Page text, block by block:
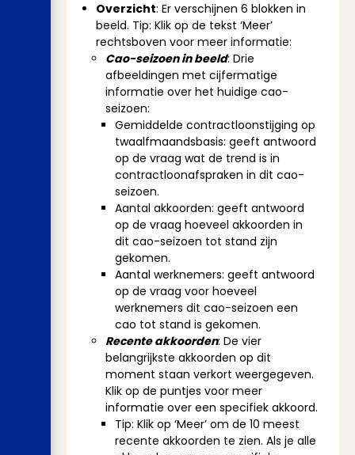
Overzicht: Er verschijnen 6 blokken in
beeld. Tip: Klik op de tekst ‘Meer’
rechtsboven voor meer informatie:
Cao-seizoen in beeld: Drie
afbeeldingen met cijfermatige
informatie over het huidige cao-
seizoen:
Gemiddelde contractloonstijging op
twaalfmaandsbasis: geeft antwoord
op de vraag wat de trend is in
contractloonafspraken in dit cao-
seizoen.
Aantal akkoorden: geeft antwoord
op de vraag hoeveel akkoorden in
dit cao-seizoen tot stand zijn
gekomen.
Aantal werknemers: geeft antwoord
op de vraag voor hoeveel
werknemers dit cao-seizoen een
cao tot stand is gekomen.
Recente akkoorden: De vier
belangrijkste akkoorden op dit
moment staan verkort weergegeven.
Klik op de puntjes voor meer
informatie over een specifiek akkoord.
Tip: Klik op ‘Meer’ om de 10 meest
recente akkoorden te zien. Als je alle